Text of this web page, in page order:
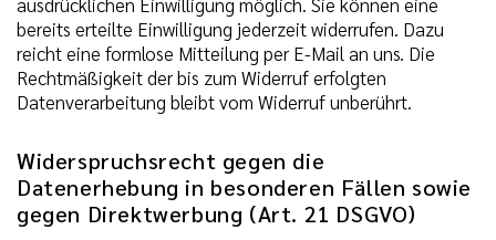
bereits erteilte Einwilligung jederzeit widerrufen. Dazu
reicht eine formlose Mitteilung per E-Mail an uns. Die
Rechtmäßigkeit der bis zum Widerruf erfolgten
Datenverarbeitung bleibt vom Widerruf unberührt.
Widerspruchsrecht gegen die
Datenerhebung in besonderen Fällen sowie
gegen Direktwerbung (Art. 21 DSGVO)